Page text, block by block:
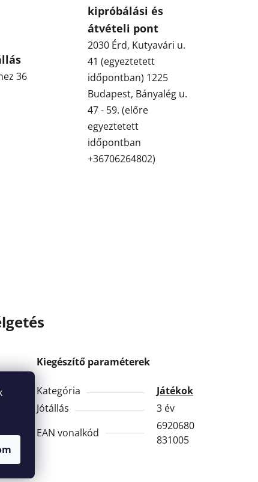
36
kipróbálási és
átvételi pont
2030 Érd, Kutyavári u.
41 (egyeztetett
időpontban) 1225
Budapest, Bányalég u.
47 - 59. (előre
egyeztetett
időpontban
+36706264802)
Kiegészítő paraméterek
Kategória
Játékok
Jótállás
3 év
EAN vonalkód
6920680
831005